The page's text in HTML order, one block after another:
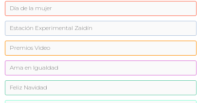
Día de la mujer
Estación Experimental Zaidín
Premios Video
Ama en Igualdad
Feliz Navidad